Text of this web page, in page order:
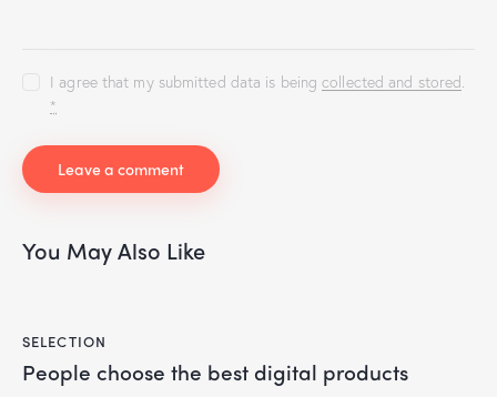
I agree that my submitted data is beingcollected and stored
*
You May Also Like
SELECTION
People choose the best digital products